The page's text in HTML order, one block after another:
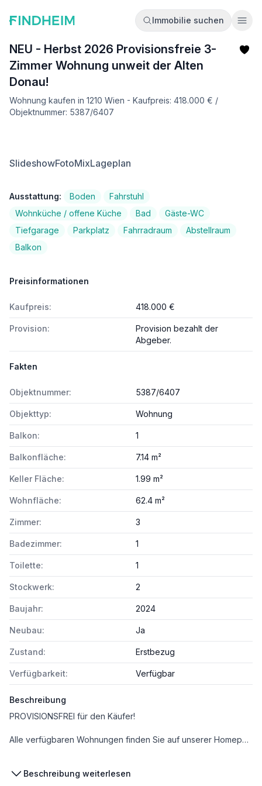
Immobilie suchen
NEU - Herbst 2026 Provisionsfreie 3-
Zimmer Wohnung unweit der Alten
Donau!
Wohnung kaufen in 1210 Wien - Kaufpreis: 418.000 € /
Objektnummer: 5387/6407
SlideshowFotoMixLageplan
Ausstattung: Boden
Fahrstuhl
Wohnküche / offene Küche
Bad
Gäste-WC
Tiefgarage
Parkplatz Fahrradraum
Abstellraum
Balkon
Preisinformationen
Kaufpreis: 418.000 €
Provision:
Provision bezahlt der
Abgeber.
Fakten
Objektnummer: 5387/6407
Objekttyp: Wohnung
Balkon: 1
Balkonfläche: 7.14 m²
Keller Fläche: 1.99 m²
Wohnfläche: 62.4 m²
Zimmer: 3
Badezimmer: 1
Toilette: 1
Stockwerk: 2
Baujahr: 2024
Neubau: Ja
Zustand: Erstbezug
Verfügbarkeit: Verfügbar
Beschreibung
PROVISIONSFREI für den Käufer!
​Alle verfügbaren Wohnungen finden Sie auf unserer Homepage unter www.mast-immo.at [https://www.mast-immo.at/]. Um Ihre Suche zu erleichtern, steht Ihnen auf unserer Projektseite www.anderschanze25.at [https://www.anderschanze25.at/] ein Wohnungsnavigator zur Verfügung, der Ihnen hilft, sich einen Überblick über die Lage der einzelnen Wohnungen innerhalb des Komplexes zu verschaffen.​
Beschreibung weiterlesen